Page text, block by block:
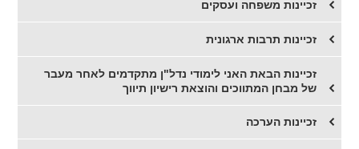
זכיינות משפחה ועסקים
זכיינות תרבות ארגונית
זכיינות הבאת האני לימודי נדל"ן מתקדמים לאחר מעבר
של מבחן המתווכים והוצאת רישיון תיווך
זכיינות הערכה